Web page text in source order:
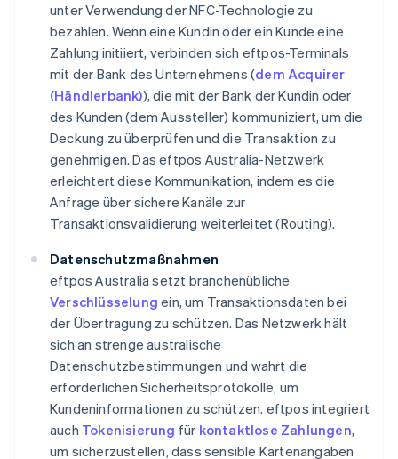
unter Verwendung der NFC-Technologie zu
bezahlen. Wenn eine Kundin oder ein Kunde eine
Zahlung initiiert, verbinden sich eftpos-Terminals
mit der Bank des Unternehmens (dem Acquirer
(Händlerbank)), die mit der Bank der Kundin oder
des Kunden (dem Aussteller) kommuniziert, um die
Deckung zu überprüfen und die Transaktion zu
genehmigen. Das eftpos Australia-Netzwerk
erleichtert diese Kommunikation, indem es die
Anfrage über sichere Kanäle zur
Transaktionsvalidierung weiterleitet (Routing).
Datenschutzmaßnahmen
eftpos Australia setzt branchenübliche
Verschlüsselung ein, um Transaktionsdaten bei
der Übertragung zu schützen. Das Netzwerk hält
sich an strenge australische
Datenschutzbestimmungen und wahrt die
erforderlichen Sicherheitsprotokolle, um
Kundeninformationen zu schützen. eftpos integriert
auch Tokenisierung für kontaktlose Zahlungen,
um sicherzustellen, dass sensible Kartenangaben